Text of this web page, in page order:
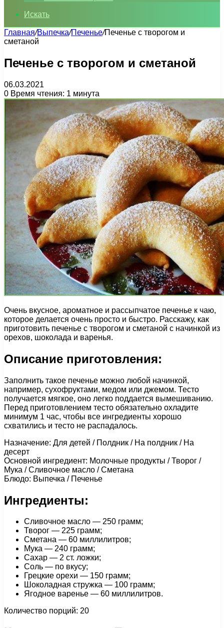
Искать
Главная/Выпечка/Печенье/Печенье с творогом и
сметаной
Печенье с творогом и сметаной
06.03.2021
0 Время чтения: 1 минута
Очень вкусное, ароматное и рассыпчатое печенье к чаю,
которое делается очень просто и быстро. Расскажу, как
приготовить печенье с творогом и сметаной с начинкой из
орехов, шоколада и варенья.
Описание приготовления:
Заполнить такое печенье можно любой начинкой,
например, сухофруктами, медом или джемом. Тесто
получается мягкое, оно легко поддается вымешиванию.
Перед приготовлением тесто обязательно охладите
минимум 1 час, чтобы все ингредиенты хорошо
схватились и тесто не распадалось.
Назначение: Для детей / Полдник / На полдник / На
десерт
Основной ингредиент: Молочные продукты / Творог /
Мука / Сливочное масло / Сметана
Блюдо: Выпечка / Печенье
Ингредиенты:
Сливочное масло — 250 грамм;
Творог — 225 грамм;
Сметана — 60 миллилитров;
Мука — 240 грамм;
Сахар — 2 ст. ложки;
Соль — по вкусу;
Грецкие орехи — 150 грамм;
Шоколадная стружка — 100 грамм;
Ягодное варенье — 60 миллилитров.
Количество порций: 20